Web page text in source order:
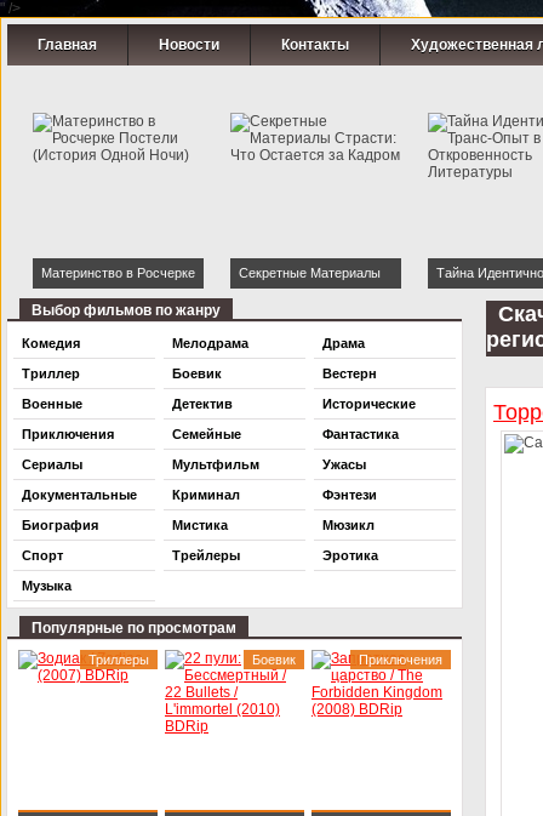
" />
Главная Новости Контакты Художественная
Материнство в Росчерке
Постели (История Одной
Секретные Материалы
Тайна
Транс-Опыт в
Литературы
Выбор фильмов по жанру
Комедия
Триллер
Военные
Приключения
Сериалы
Документальные
Биография
Спорт
Музыка
Мелодрама
Боевик
Детектив
Семейные
Мультфильм
Криминал
Мистика
Трейлеры
Драма
Вестерн
Исторические
Фантастика
Ужасы
Фэнтези
Мюзикл
Эротика
Популярные по просмотрам
Триллеры Боевик Приключения